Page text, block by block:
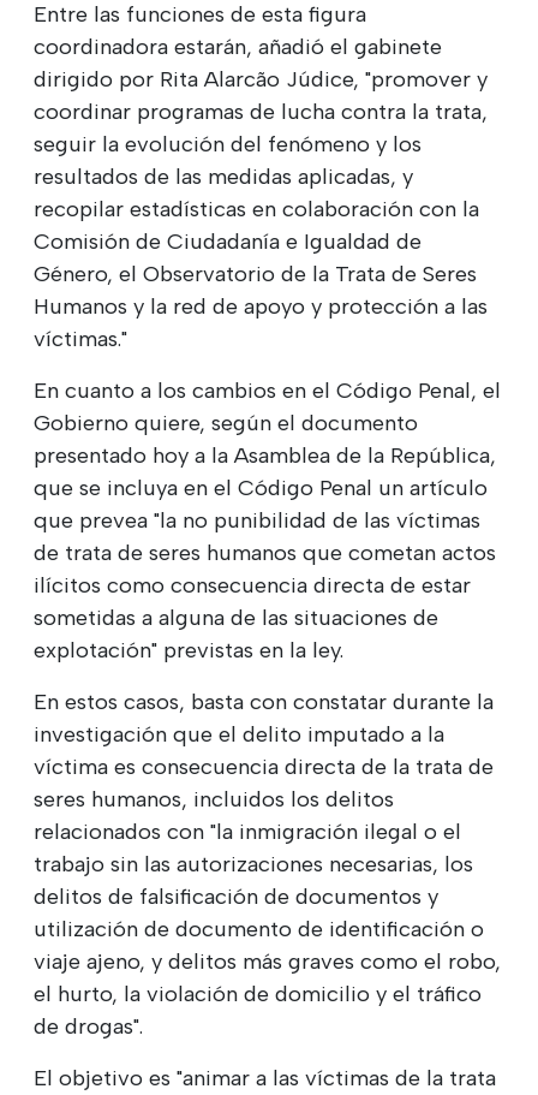
Entre las funciones de esta figura
coordinadora estarán, añadió el gabinete
dirigido por Rita Alarcão Júdice, "promover y
coordinar programas de lucha contra la trata,
seguir la evolución del fenómeno y los
resultados de las medidas aplicadas, y
recopilar estadísticas en colaboración con la
Comisión de Ciudadanía e Igualdad de
Género, el Observatorio de la Trata de Seres
Humanos y la red de apoyo y protección a las
víctimas."
En cuanto a los cambios en el Código Penal, el
Gobierno quiere, según el documento
presentado hoy a la Asamblea de la República,
que se incluya en el Código Penal un artículo
que prevea "la no punibilidad de las víctimas
de trata de seres humanos que cometan actos
ilícitos como consecuencia directa de estar
sometidas a alguna de las situaciones de
explotación" previstas en la ley.
En estos casos, basta con constatar durante la
investigación que el delito imputado a la
víctima es consecuencia directa de la trata de
seres humanos, incluidos los delitos
relacionados con "la inmigración ilegal o el
trabajo sin las autorizaciones necesarias, los
delitos de falsificación de documentos y
utilización de documento de identificación o
viaje ajeno, y delitos más graves como el robo,
el hurto, la violación de domicilio y el tráfico
de drogas".
El objetivo es "animar a las víctimas de la trata